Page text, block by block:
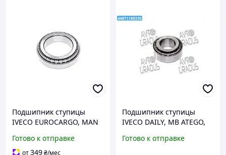
Подшипник ступицы
IVECO EUROCARGO, MAN
RENAULT MIDLINER,
VOLVO (пр-во SKF) VKHB
Готово к отправке
от349₴/мес
Подшипник ступицы
IVECO DAILY, MB ATEGO,
VOLVO FL6 (пр-во
Готово к отправке